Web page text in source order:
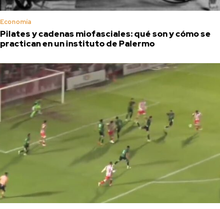
Economía
Pilates y cadenas miofasciales: qué son y cómo se
practican en un instituto de Palermo